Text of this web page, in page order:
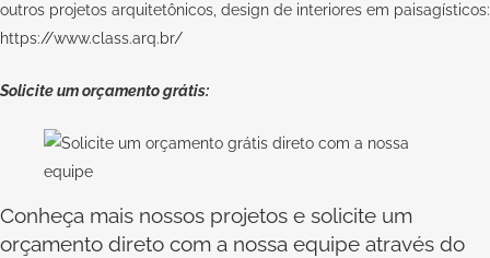
outros projetos arquitetônicos, design de interiores em paisagísticos:
https://www.class.arq.br/
Solicite um orçamento grátis:
Conheça mais nossos projetos e solicite um
orçamento direto com a nossa equipe através do